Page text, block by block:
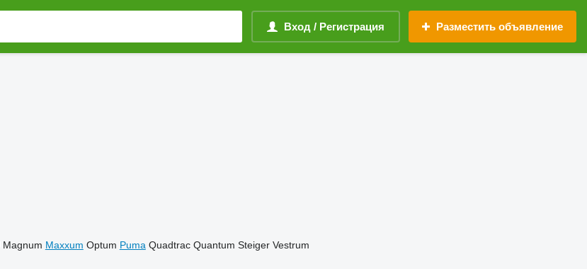
Вход / Регистрация Разместить объявление
Magnum Maxxum Optum Puma Quadtrac Quantum Steiger Vestrum